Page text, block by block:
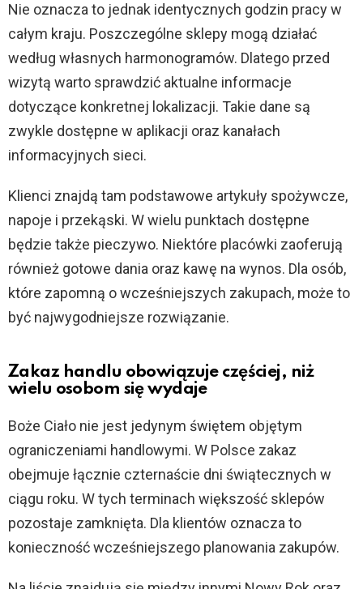
Nie oznacza to jednak identycznych godzin pracy w
całym kraju. Poszczególne sklepy mogą działać
według własnych harmonogramów. Dlatego przed
wizytą warto sprawdzić aktualne informacje
dotyczące konkretnej lokalizacji. Takie dane są
zwykle dostępne w aplikacji oraz kanałach
informacyjnych sieci.
Klienci znajdą tam podstawowe artykuły spożywcze,
napoje i przekąski. W wielu punktach dostępne
będzie także pieczywo. Niektóre placówki zaoferują
również gotowe dania oraz kawę na wynos. Dla osób,
które zapomną o wcześniejszych zakupach, może to
być najwygodniejsze rozwiązanie.
Zakaz handlu obowiązuje częściej, niż
wielu osobom się wydaje
Boże Ciało nie jest jedynym świętem objętym
ograniczeniami handlowymi. W Polsce zakaz
obejmuje łącznie czternaście dni świątecznych w
ciągu roku. W tych terminach większość sklepów
pozostaje zamknięta. Dla klientów oznacza to
konieczność wcześniejszego planowania zakupów.